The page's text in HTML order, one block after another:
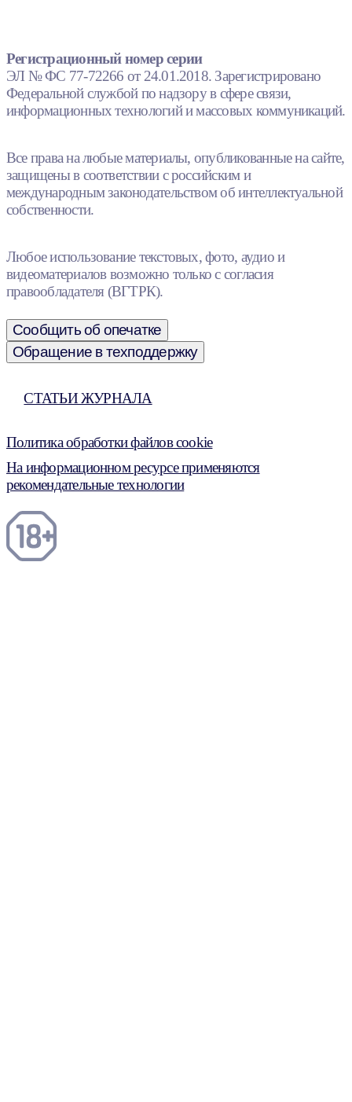
Регистрационный номер серии
ЭЛ № ФС 77-72266 от 24.01.2018. Зарегистрировано
Федеральной службой по надзору в сфере связи,
информационных технологий и массовых коммуникаций.
Все права на любые материалы, опубликованные на сайте,
защищены в соответствии с российским и
международным законодательством об интеллектуальной
собственности.
Любое использование текстовых, фото, аудио и
видеоматериалов возможно только с согласия
правообладателя (ВГТРК).
Сообщить об опечатке
Обращение в техподдержку
СТАТЬИ ЖУРНАЛА
Политика обработки файлов cookie
На информационном ресурсе применяются
рекомендательные технологии